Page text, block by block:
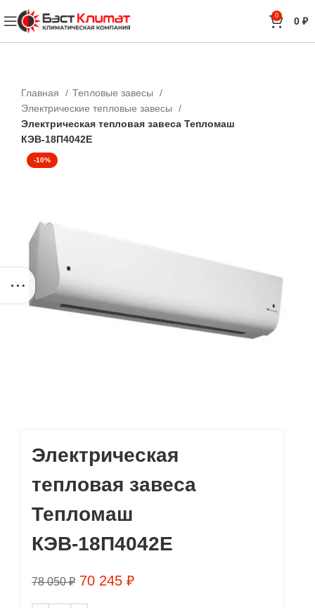
0 0 ₽
Главная
Тепловые завесы
Электрические тепловые завесы
Электрическая тепловая завеса Тепломаш
КЭВ-18П4042Е
-10%
Электрическая
тепловая завеса
Тепломаш
КЭВ-18П4042Е
78 050₽ 70 245 ₽